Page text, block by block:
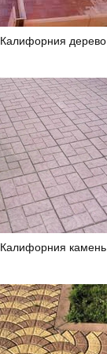
Калифорния дерево
Калифорния камень